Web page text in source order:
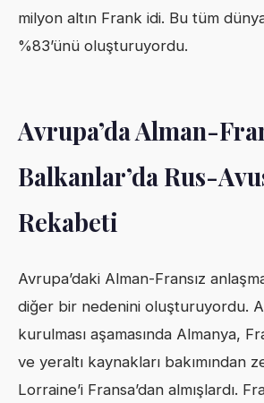
milyon altın Frank idi. Bu tüm
%83’ünü oluşturuyordu.
Avrupa’da Alman-
Balkanlar’da Rus-
Rekabeti
Avrupa’daki Alman-Fransız
diğer bir nedenini oluşturuyordu.
kurulması aşamasında Almanya,
ve yeraltı kaynakları bakımından
Lorraine’i Fransa’dan almışlardı.